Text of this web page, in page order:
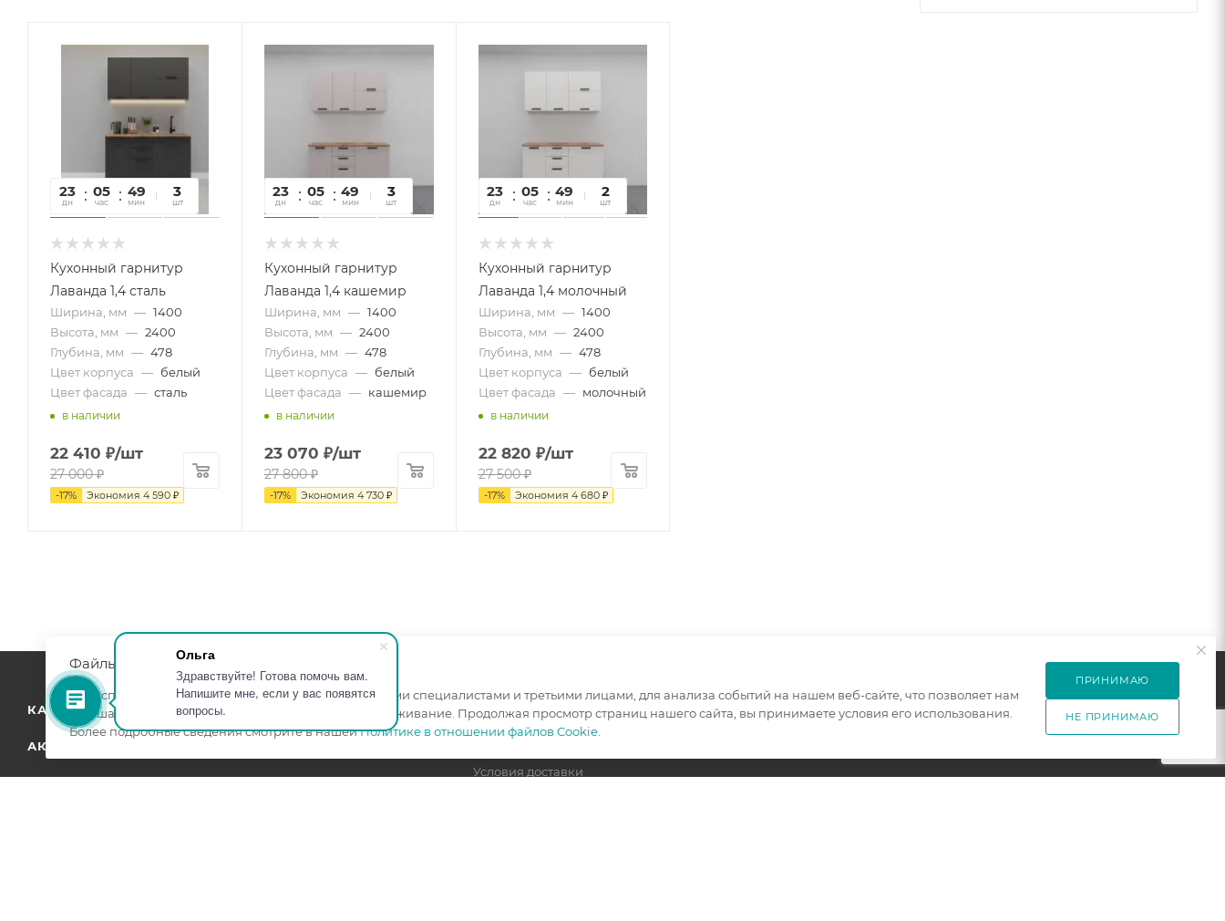
Ольга
Здравствуйте! Готова помочь вам.
Напишите мне, если у вас появятся
вопросы.
23
дн
05
час
49
мин
08
сек
3
шт
Кухонный гарнитур
Лаванда 1,4 сталь
Ширина, мм — 1400
Высота, мм — 2400
Глубина, мм — 478
Цвет корпуса — белый
Цвет фасада — сталь
в наличии
22 410 ₽/шт
27 000₽
-17% Экономия 4 590 ₽
23
дн
05
час
49
мин
08
сек
3
шт
Кухонный гарнитур
Лаванда 1,4 кашемир
Ширина, мм — 1400
Высота, мм — 2400
Глубина, мм — 478
Цвет корпуса — белый
Цвет фасада — кашемир
в наличии
23 070 ₽/шт
27 800₽
-17% Экономия 4 730₽
23
дн
05
час
49
мин
08
сек
2
шт
Кухонный гарнитур
Лаванда 1,4 молочный
Ширина, мм — 1400
Высота, мм — 2400
Глубина, мм — 478
Цвет корпуса — белый
Цвет фасада — молочный
в наличии
22 820 ₽/шт
27 500₽
-17% Экономия 4 680₽
КАТАЛОГ
АКЦИИ
ИНФОРМАЦИЯ
Условия доставки
ПОМОЩЬ
Файлы cookie
Мы используем файлы cookie, разработанные нашими специалистами и третьими лицами, для анализа событий на нашем веб-сайте, что позволяет нам
улучшать взаимодействие с пользователями и обслуживание. Продолжая просмотр страниц нашего сайта, вы принимаете условия его использования.
Более подробные сведения смотрите в нашейПолитике в отношении файлов Cookie
ПРИНИМАЮ
НЕ ПРИНИМАЮ